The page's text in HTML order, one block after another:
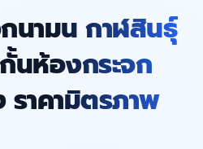
นามน กาฬสินธุ์
ห้องกระจก
าคามิตรภาพ